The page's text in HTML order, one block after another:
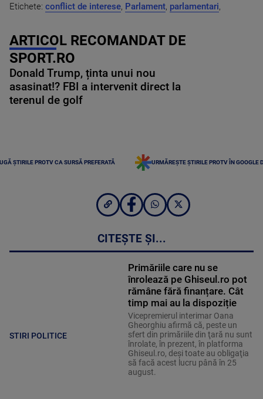
Etichete: conflict de interese, Parlament, parlamentari,
ARTICOL RECOMANDAT DE
SPORT.RO
Donald Trump, ținta unui nou
asasinat!? FBI a intervenit direct la
terenul de golf
ȘTIRILE PROTV CA SURSĂ PREFERATĂ URMĂREȘTE ȘTIRILE PROTV ÎN GOOGLE
CITEȘTE ȘI...
STIRI POLITICE
Primăriile care nu se
înrolează pe Ghiseul.ro pot
rămâne fără finanțare. Cât
timp mai au la dispoziție
Vicepremierul interimar Oana
Gheorghiu afirmă că, peste un
sfert din primăriile din ţară nu sunt
înrolate, în prezent, în platforma
Ghiseul.ro, deşi toate au obligaţia
să facă acest lucru până în 25
august.